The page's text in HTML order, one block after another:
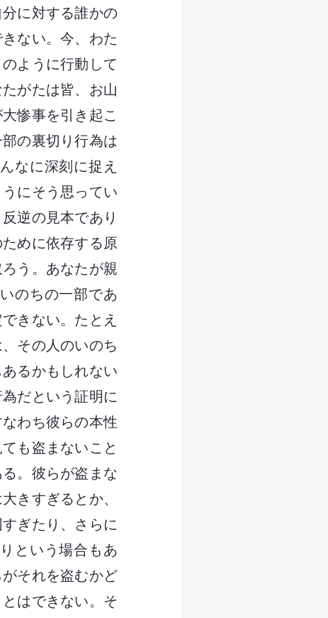
に対する誰かの
ない。今、わた
ように行動して
がたは皆、お山
惨事を引き起こ
の裏切り行為は
なに深刻に捉え
にそう思ってい
逆の見本であり
めに依存する原
う。あなたが親
のちの一部であ
きない。たとえ
その人のいのち
るかもしれない
だという証明に
わち彼らの本性
も盗まないこと
。彼らが盗まな
きすぎるとか、
ぎたり、さらに
という場合もあ
それを盗むかど
はできない。そ